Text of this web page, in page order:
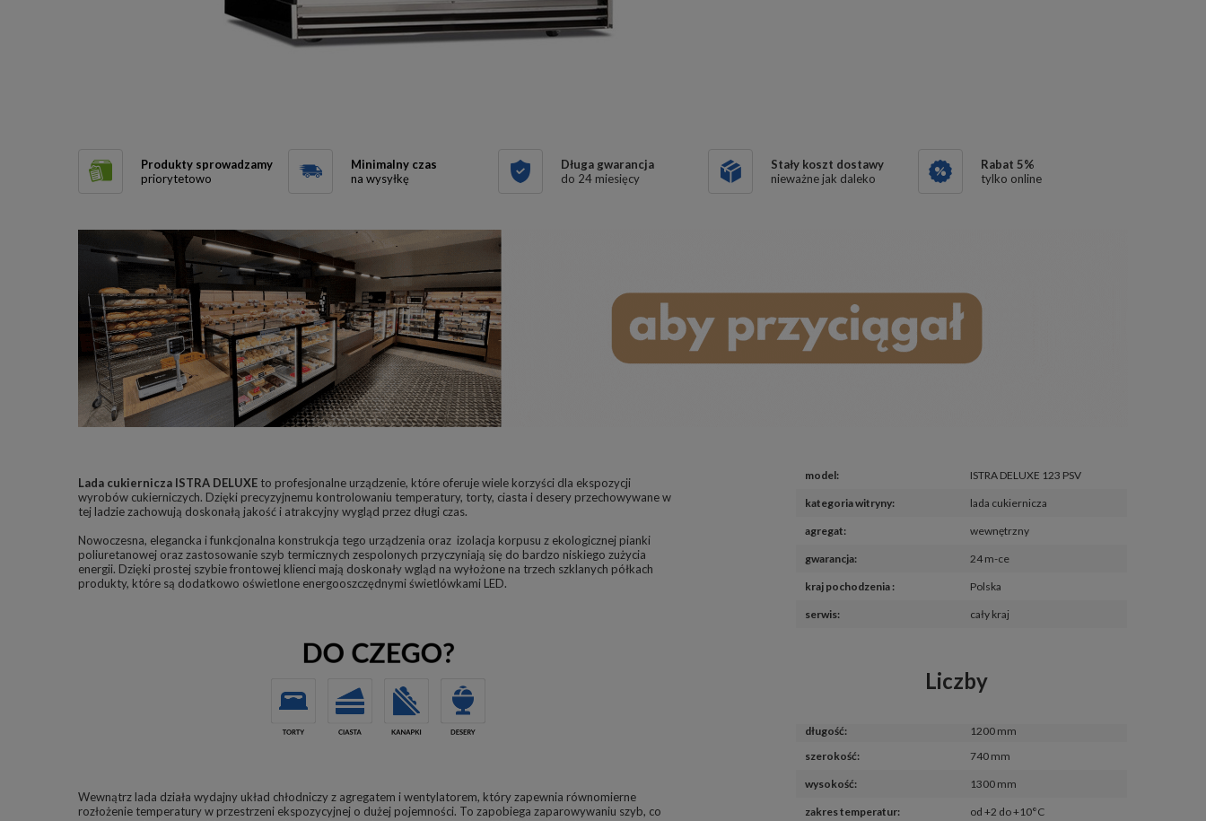
Produkty sprowadzamy
priorytetowo
Minimalny czas
na wysyłkę
Długa gwarancja
do 24 miesięcy
Stały koszt dostawy
nieważne jak daleko
Rabat 5%
tylko online
Lada cukiernicza ISTRA DELUXE to profesjonalne urządzenie, które oferuje wiele korzyści dla ekspozycji
wyrobów cukierniczych. Dzięki precyzyjnemu kontrolowaniu temperatury, torty, ciasta i desery przechowywane w
tej ladzie zachowują doskonałą jakość i atrakcyjny wygląd przez długi czas.
Nowoczesna, elegancka i funkcjonalna konstrukcja tego urządzenia oraz izolacja korpusu z ekologicznej pianki
poliuretanowej oraz zastosowanie szyb termicznych zespolonych przyczyniają się do bardzo niskiego zużycia
energii. Dzięki prostej szybie frontowej klienci mają doskonały wgląd na wyłożone na trzech szklanych półkach
produkty, które są dodatkowo oświetlone energooszczędnymi świetlówkami LED.
Wewnątrz lada działa wydajny układ chłodniczy z agregatem i wentylatorem, który zapewnia równomierne
rozłożenie temperatury w przestrzeni ekspozycyjnej o dużej pojemności. To zapobiega zaparowywaniu szyb, co
model: ISTRA DELUXE 123 PSV
kategoria witryny: lada cukiernicza
agregat: wewnętrzny
gwarancja: 24 m-ce
kraj pochodzenia : Polska
serwis: cały kraj
Liczby
długość:
1200 mm
szerokość: 740 mm
wysokość: 1300 mm
zakres temperatur: od +2 do +10°C